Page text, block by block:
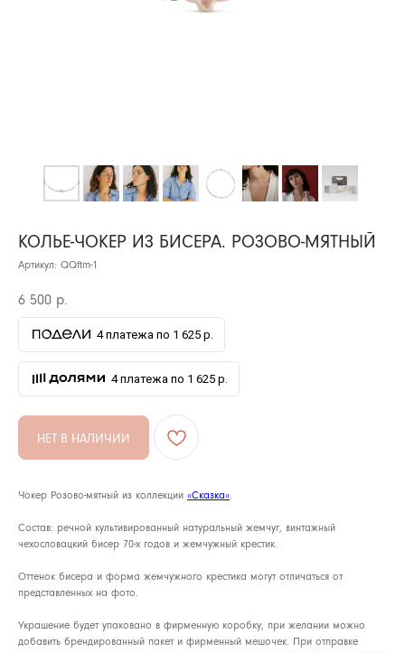
КОЛЬЕ-ЧОКЕР ИЗ БИСЕРА. РОЗОВО-МЯТНЫЙ
Артикул: QQftm-1
6 500 р.
4 платежа по 1 625 р.
4 платежа по 1 625 р.
НЕТ В НАЛИЧИИ
Чокер Розово-мятный из коллекции «Сказка».
Состав: речной культивированный натуральный жемчуг, винтажный
чехословацкий бисер 70-х годов и жемчужный крестик.
Оттенок бисера и форма жемчужного крестика могут отличаться от
представленных на фото.
Украшение будет упаковано в фирменную коробку, при желании можно
добавить брендированный пакет и фирменный мешочек. При отправке
ОФЕРТА
ОПЛАТА И ДОСТАВКА
УХОД
ИСТОРИЯ БРЕНДА
МАНИФЕСТ
АРХИВНЫЙ СЕЙЛ
Оплата и
Уход